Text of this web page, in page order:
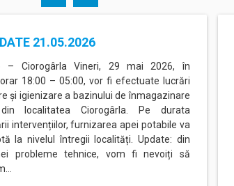
21.05.2026
– Ciorogârla Vineri, 29 mai 2026, în
18:00 – 05:00, vor fi efectuate lucrări
și igienizare a bazinului de înmagazinare
localitatea Ciorogârla. Pe durata
intervențiilor, furnizarea apei potabile va
la nivelul întregii localități. Update: din
probleme tehnice, vom fi nevoiți să